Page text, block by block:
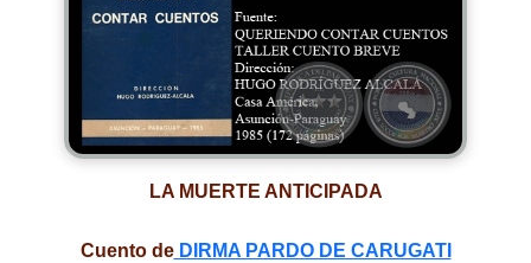
LA MUERTE ANTICIPADA
Cuento deDIRMA PARDO DE CARUGATI